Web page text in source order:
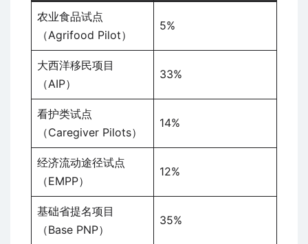
农业食品试点
（Agrifood Pilot）
5%
大西洋移民项目
（AIP）
33%
看护类试点
（Caregiver Pilots）
14%
经济流动途径试点
（EMPP）
12%
基础省提名项目
（Base PNP）
35%